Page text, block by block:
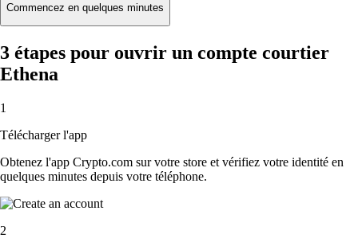
Commencez en quelques minutes
3 étapes pour ouvrir un compte courtier
Ethena
1
Télécharger l'app
Obtenez l'app Crypto.com sur votre store et vérifiez votre identité en
quelques minutes depuis votre téléphone.
2